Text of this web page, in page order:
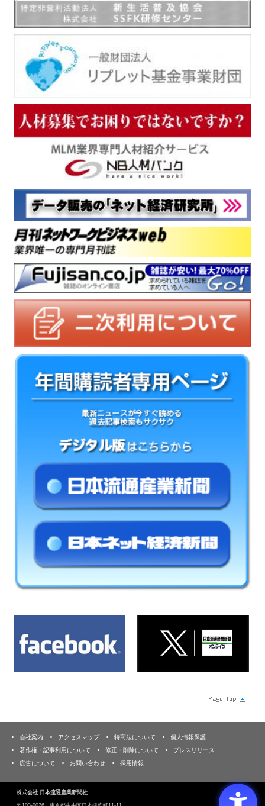
会社案内 アクセスマップ 特商法について
個人情報保護
著作権・記事利用について
修正・削除について
プレスリリース
広告について
お問い合わせ 採用情報
株式会社 日本流通産業新聞社